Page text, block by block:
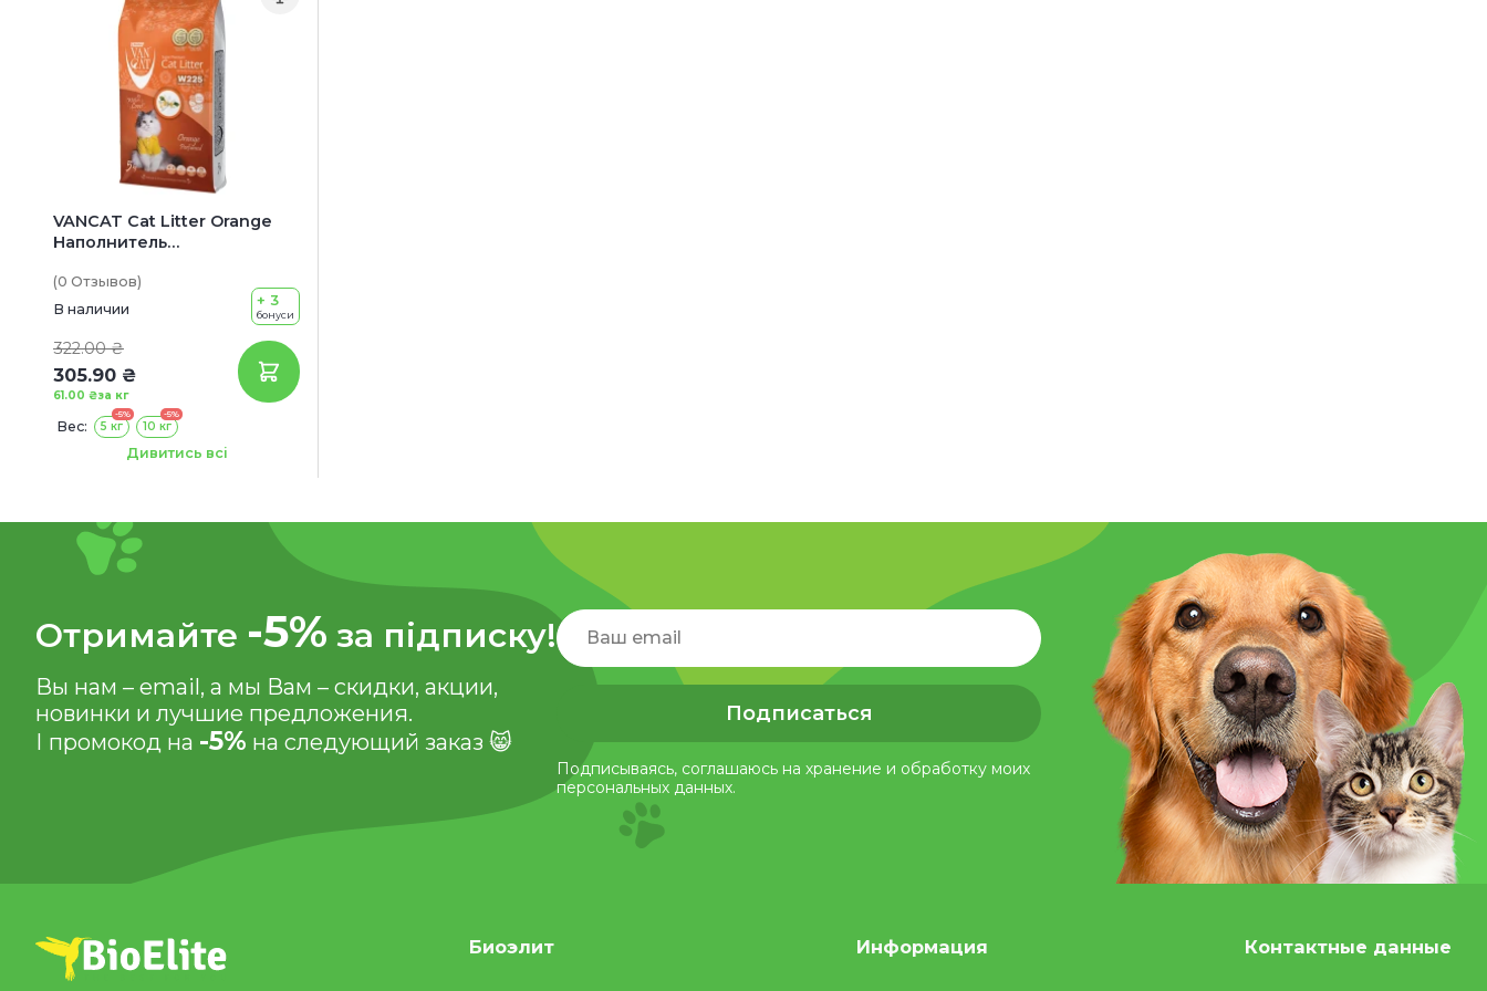
VANCAT Cat Litter Orange
Наполнитель
кошачьих туалетов (с
ароматом апельсина)
(0 Отзывов)
В наличии
322.00 ₴
305.90 ₴
за кг
61.00 ₴
+ 3
бонуси
Вес:
-5%
5 кг
-5%
10 кг
6 л 12 л
Дивитись всі
Отримайте -5% за підписку!
Вы нам – email, а мы Вам – скидки, акции,
новинки и лучшие предложения.
І промокод на -5% на следующий заказ 😸
Подписаться
Подписываясь, соглашаюсь на хранение и обработку моих
персональных данных.
Биоэлит Информация Контактные данные